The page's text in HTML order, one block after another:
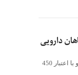
اهر/ کشت گیاهان دارویی
مدیر جهاد کشاورزی اهر گفت: امسال در 48 روستا 650 کیلومتر جاده بین مزارع و با اعتبار 450